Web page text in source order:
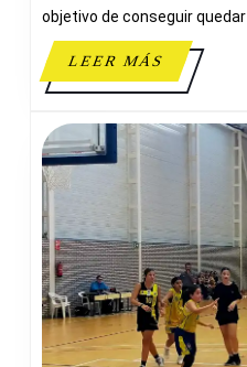
objetivo de conseguir quedar
LEER MÁSLEER
MÁS